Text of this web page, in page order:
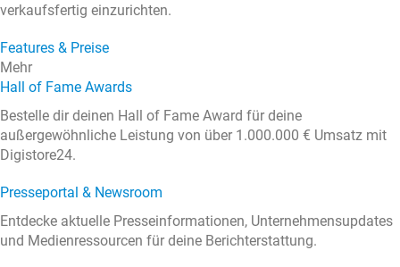
verkaufsfertig einzurichten.
Features & Preise
Mehr
Hall of Fame Awards
Bestelle dir deinen Hall of Fame Award für deine
außergewöhnliche Leistung von über 1.000.000 € Umsatz mit
Digistore24.
Presseportal & Newsroom
Entdecke aktuelle Presseinformationen, Unternehmensupdates
und Medienressourcen für deine Berichterstattung.